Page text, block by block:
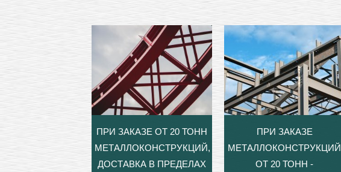
ПРИ ЗАКАЗЕ ОТ 20 ТОНН
МЕТАЛЛОКОНСТРУКЦИЙ,
ДОСТАВКА В ПРЕДЕЛАХ
ПРИ ЗАКАЗЕ
МЕТАЛЛОКОНСТРУКЦИЙ
ОТ 20 ТОНН -